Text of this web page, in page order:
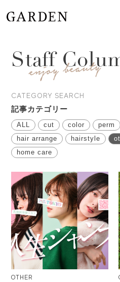
Staff
CATEGORY SEARCH
記事カテゴリー
ALL cut color perm
hair arrange
hairstyle
home care
OTHER